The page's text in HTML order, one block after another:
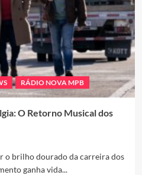
RÁDIO NOVA MPB
O Retorno Musical dos
o brilho dourado da carreira dos
ganha vida...